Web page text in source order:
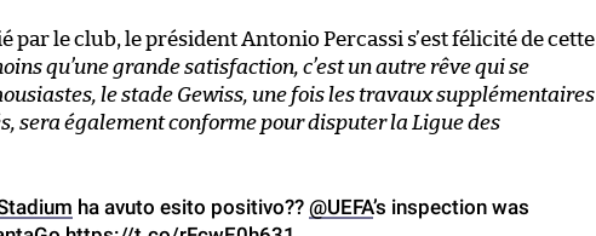
le club, le président Antonio Percassi s’est félicité de cette
qu’une grande satisfaction, c’est un autre rêve qui se
le stade Gewiss, une fois les travaux supplémentaires
sera également conforme pour disputer la Ligue des
ha avuto esito positivo?? @UEFA’s inspection was